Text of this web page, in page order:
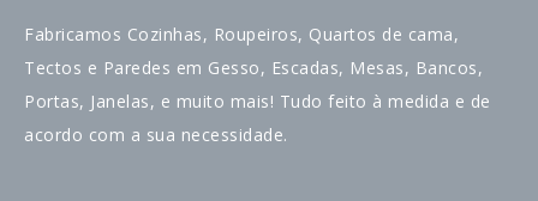
Fabricamos Cozinhas, Roupeiros, Quartos de cama,
Tectos e Paredes em Gesso, Escadas, Mesas, Bancos,
Portas, Janelas, e muito mais! Tudo feito à medida e de
acordo com a sua necessidade.